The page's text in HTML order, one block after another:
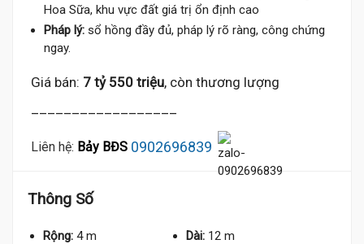
Hoa Sữa, khu vực đất giá trị ổn định cao
Pháp lý: sổ hồng đầy đủ, pháp lý rõ ràng, công chứng
ngay.
Giá bán: 7 tỷ 550 triệu, còn thương lượng
Liên hệ: Bảy BĐS 0902696839
Thông Số
Rộng: 4 m Dài: 12 m